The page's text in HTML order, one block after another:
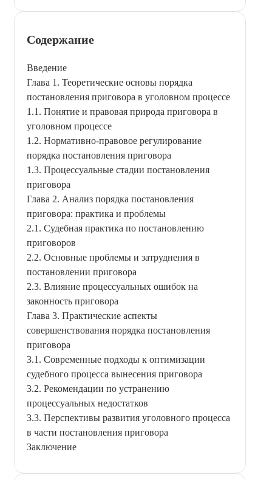
Содержание
Введение
Глава 1. Теоретические основы порядка
постановления приговора в уголовном процессе
1.1. Понятие и правовая природа приговора в
уголовном процессе
1.2. Нормативно-правовое регулирование
порядка постановления приговора
1.3. Процессуальные стадии постановления
приговора
Глава 2. Анализ порядка постановления
приговора: практика и проблемы
2.1. Судебная практика по постановлению
приговоров
2.2. Основные проблемы и затруднения в
постановлении приговора
2.3. Влияние процессуальных ошибок на
законность приговора
Глава 3. Практические аспекты
совершенствования порядка постановления
приговора
3.1. Современные подходы к оптимизации
судебного процесса вынесения приговора
3.2. Рекомендации по устранению
процессуальных недостатков
3.3. Перспективы развития уголовного процесса
в части постановления приговора
Заключение